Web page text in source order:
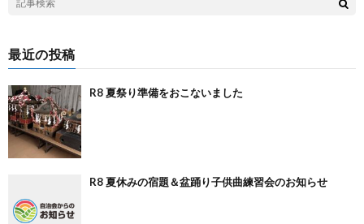
最近の投稿
R8 夏祭り準備をおこないました
R8 夏休みの宿題＆盆踊り子供曲練習会のお知らせ